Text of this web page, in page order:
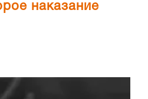
наказание